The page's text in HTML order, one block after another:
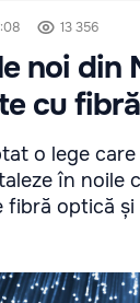
13 356
noi din
cu
o lege
în noile
fibră optică și